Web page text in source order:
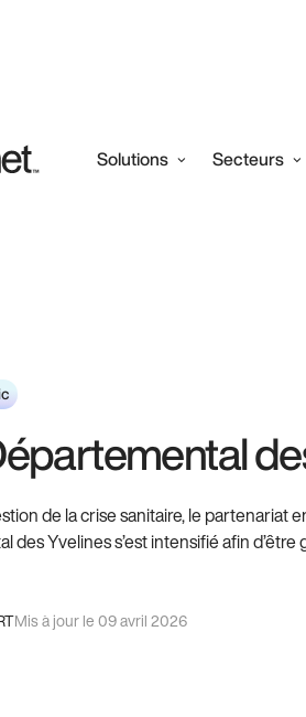
Solutions Secteurs
de la crise sanitaire, le partenariat
des Yvelines s’est intensifié afin d’être
Mis à jour le 09 avril 2026